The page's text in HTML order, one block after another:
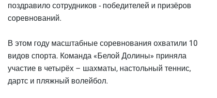
поздравило сотрудников - победителей и призёров
соревнований.
В этом году масштабные соревнования охватили 10
видов спорта. Команда «Белой Долины» приняла
участие в четырёх – шахматы, настольный теннис,
дартс и пляжный волейбол.